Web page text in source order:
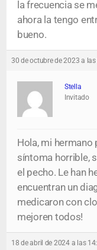
la frecuencia se
ahora la tengo
bueno.
30 de octubre de 2023 a las
Stella
Invitado
Hola, mi hermano
síntoma horrible,
el pecho. Le han
encuentran un
medicaron con
mejoren todos!
18 de abril de 2024 a las